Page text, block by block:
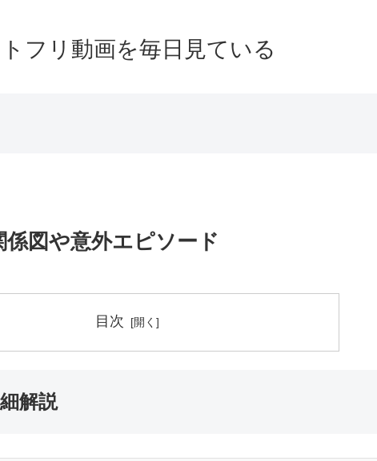
フリ動画を毎日見ている
図や意外エピソード
目次
解説